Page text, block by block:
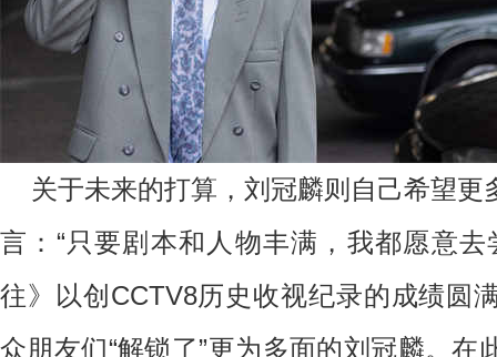
关于未来的打算，刘冠麟则自己希望更
言： “只要剧本和人物丰满，我都愿意
往》以创CCTV8历史收视纪录的成绩圆
众朋友们“解锁了”更为多面的刘冠麟。在